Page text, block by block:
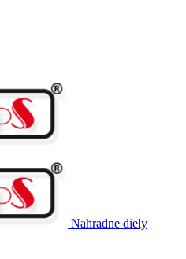
Nahradne diely